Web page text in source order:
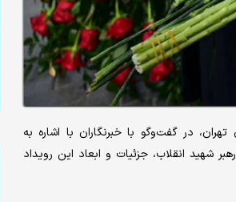
در گفت‌وگو با خبرنگاران با اشاره به
شهید انقلاب، جزئیات و ابعاد این رویداد